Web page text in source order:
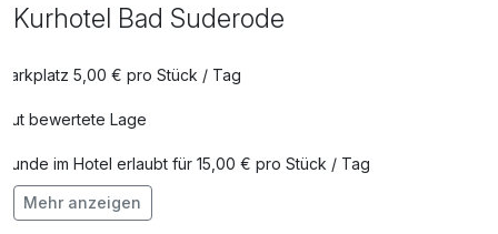
Kurhotel Bad Suderode
Parkplatz 5,00 € pro Stück / Tag
Gut bewertete Lage
Hunde im Hotel erlaubt für 15,00 € pro Stück / Tag
Auch vegetarische Speisen
Mehr anzeigen